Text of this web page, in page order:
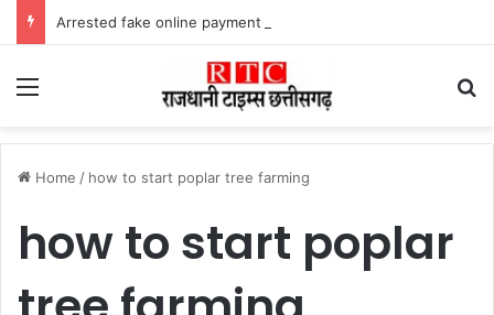
Menu
Home / how to start poplar tree farming
how to start poplar